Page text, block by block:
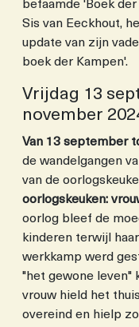
befaamde 'Boek
Sis van Eeckhout,
update van zijn
boek der Kampen'.
Vrijdag 13
november
Van 13 september
de wandelgangen
van de
oorlogskeuken:
oorlog bleef de
kinderen terwijl
werkkamp werd
"het gewone leven"
vrouw hield het
overeind en hielp